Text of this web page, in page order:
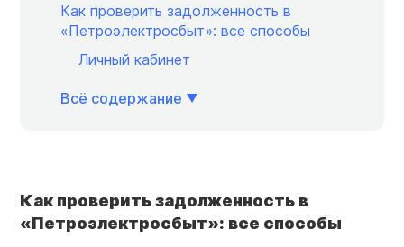
Как проверить задолженность в
«Петроэлектросбыт»: все способы
Личный кабинет
Всё содержание
Как проверить задолженность в
«Петроэлектросбыт»: все способы